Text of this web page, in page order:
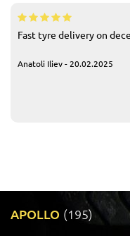
Fast tyre delivery on
Anatoli Iliev - 20.02.2025
APOLLO (195)